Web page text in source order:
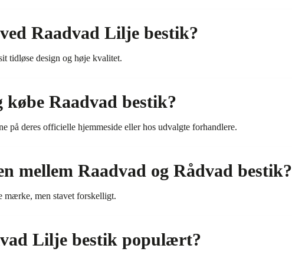
Raadvad Lilje bestik?
tidløse design og høje kvalitet.
Raadvad bestik?
på deres officielle hjemmeside eller hos udvalgte forhandlere.
mellem Raadvad og Rådvad bestik?
mærke, men stavet forskelligt.
Lilje bestik populært?